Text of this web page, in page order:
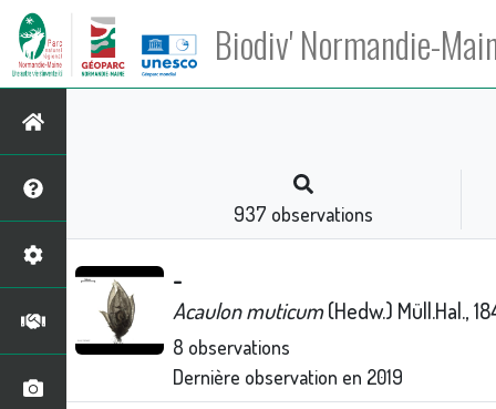
Biodiv' Normandie-
937 observations
-
Acaulon muticum(Hedw.) Müll.Hal.,
8 observations
Dernière observation en 2019